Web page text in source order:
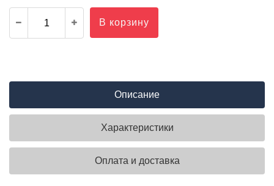
В корзину
Описание
Характеристики
Оплата и доставка